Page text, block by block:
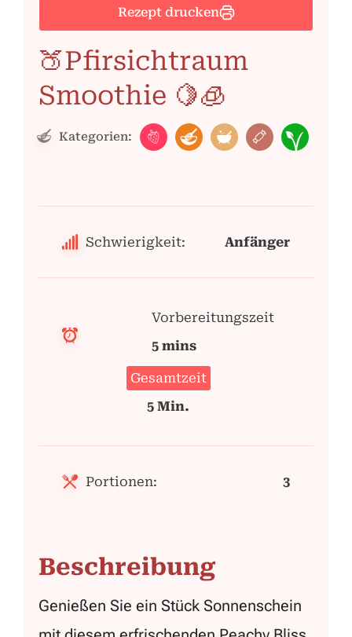
Rezept drucken
🍑Pfirsichtraum
Smoothie 🍋🧊
Kategorien:
Schwierigkeit: Anfänger
Vorbereitungszeit
5 mins
Gesamtzeit
5 Min.
Portionen: 3
Beschreibung
Genießen Sie ein Stück Sonnenschein